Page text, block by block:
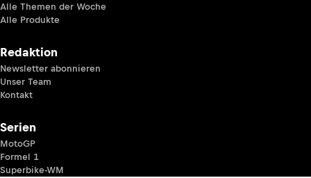
Alle Themen der Woche
Alle Produkte
Redaktion
Newsletter abonnieren
Unser Team
Kontakt
Serien
MotoGP
Formel 1
Superbike-WM